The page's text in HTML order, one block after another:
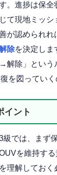
。進捗は保全
て現地ミッシ
が認められれ
除を決定しま
除」という
を図っていく
イント
級では、まず
を維持す
理解しておく